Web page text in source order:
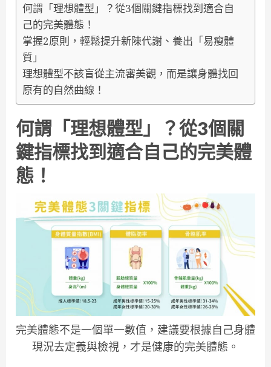
何謂「理想體型」？從3個關鍵指標找到適合自
己的完美體態！
掌握2原則，輕鬆提升新陳代謝、養出「易瘦體
質」
理想體型不該盲從主流審美觀，而是讓身體找回
原有的自然曲線！
何謂「理想體型」？從3個關
鍵指標找到適合自己的完美體
態！
完美體態不是一個單一數值，建議要根據自己身體
現況去定義與檢視，才是健康的完美體態。